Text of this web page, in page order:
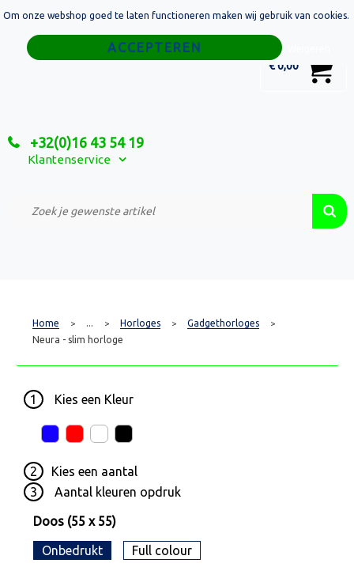
€ 0,00
+32(0)16 43 54 19
Klantenservice
Home
Relatiegeschenken
Custom Made Projecten
Home > ... > Horloges > Gadgethorloges >
Neura - slim horloge
1 Kies een Kleur
2 Kies een aantal
3
Aantal kleuren opdruk
Doos (55 x 55)
Onbedrukt Full colour
Om onze webshop goed te laten functioneren maken wij gebruik van cookies.